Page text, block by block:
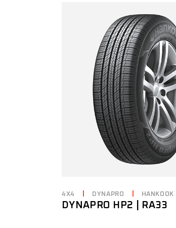
4X4 DYNAPRO HANKOOK
DYNAPRO HP2 | RA33